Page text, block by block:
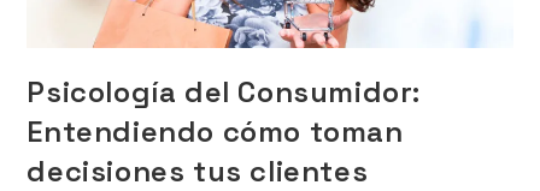
Psicología del Consumidor:
Entendiendo cómo toman
decisiones tus clientes